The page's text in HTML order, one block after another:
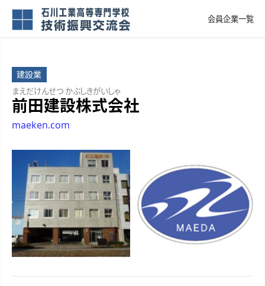
会員企業一覧
建設業
前田建設株式会社
まえだけんせつ かぶしきがいしゃ
maeken.com